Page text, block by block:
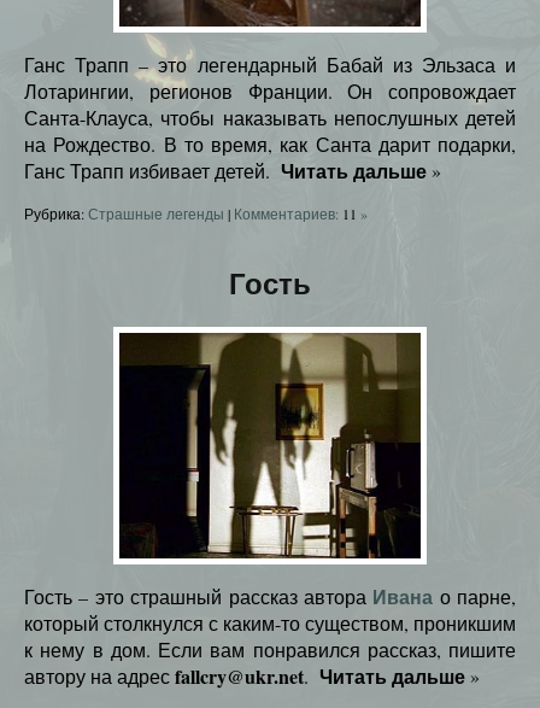
Ганс Трапп – это легендарный Бабай из Эльзаса и
Лотарингии, регионов Франции. Он сопровождает
Санта-Клауса, чтобы наказывать непослушных детей
на Рождество. В то время, как Санта дарит подарки,
Ганс Трапп избивает детей. Читать дальше»
Рубрика:Страшные легенды | Комментариев: 11 »
Гость
Гость – это страшный рассказ автора Ивана о парне,
который столкнулся с каким-то существом, проникшим
к нему в дом. Если вам понравился рассказ, пишите
автору на адресfallcry@ukr.net. Читать дальше»